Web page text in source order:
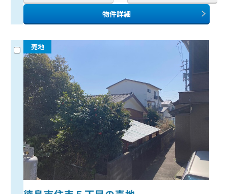
物件詳細
売地